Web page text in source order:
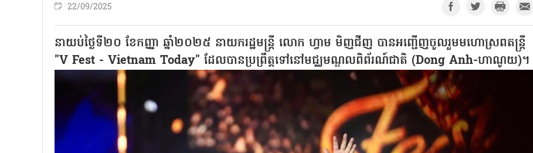
22/09/2025
នាយប់ថ្ងៃទី២០ ខែកញ្ញា ឆ្នាំ២០២៥ នាយករដ្ឋមន្ត្រី លោក ហ្វាម មិញជីញ បានអញ្ជើញចូលរួមមហោស្រពតន្ត្រី
"V Fest - Vietnam Today" ដែលបានប្រព្រឹត្តទៅនៅមជ្ឈមណ្ឌលពិព័រណ៍ជាតិ (Dong Anh-ហាណូយ)។